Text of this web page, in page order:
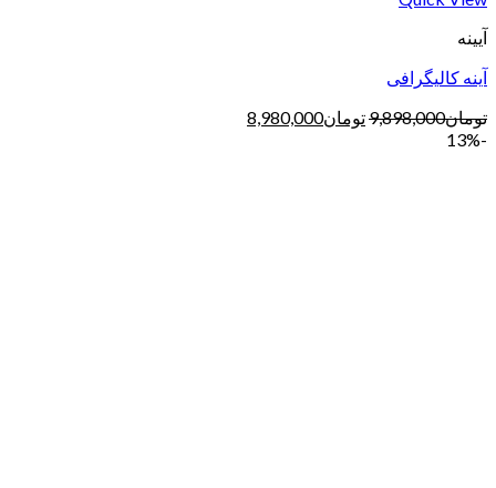
آیینه
آینه کالیگرافی
تومان9,898,000تومان8,980,000
-13%